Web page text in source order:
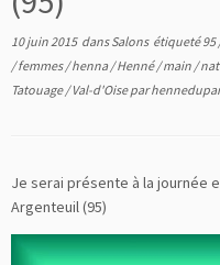
10 juin 2015dansSalons étiqueté95
/femmes/henna/Henné/main /
Tatouage/Val-d'Oisepar
Je serai présente à la journée
Argenteuil (95)